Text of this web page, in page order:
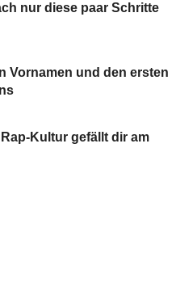
nur diese paar Schritte
Vornamen und den ersten
Kultur gefällt dir am